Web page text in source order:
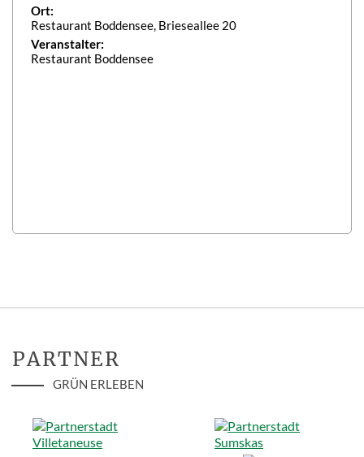
Ort:
Restaurant Boddensee, Brieseallee 20
Veranstalter:
Restaurant Boddensee
PARTNER
GRÜN ERLEBEN